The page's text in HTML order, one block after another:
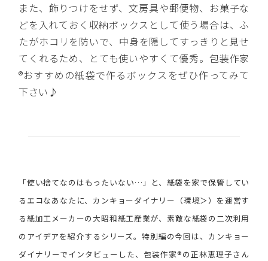
また、飾りつけをせず、文房具や郵便物、お菓子な
どを入れておく収納ボックスとして使う場合は、ふ
たがホコリを防いで、中身を隠してすっきりと見せ
てくれるため、とても使いやすくて優秀。包装作家
®︎おすすめの紙袋で作るボックスをぜひ作ってみて
下さい♪
「使い捨てなのはもったいない…」と、紙袋を家で保管してい
るエコなあなたに、カンキョーダイナリー（環境＞）を運営す
る紙加工メーカーの大昭和紙工産業が、素敵な紙袋の二次利用
のアイデアを紹介するシリーズ。特別編の今回は、カンキョー
ダイナリーでインタビューした、包装作家®︎の正林恵理子さん